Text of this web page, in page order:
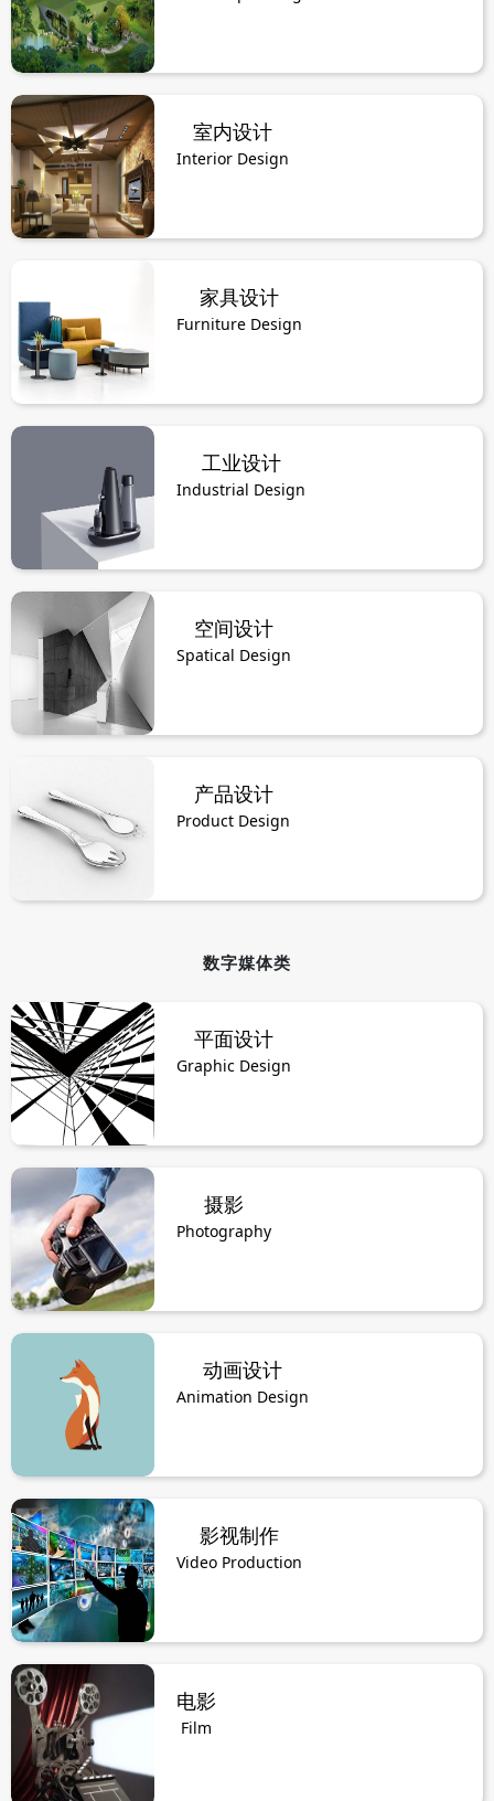
室内设计
Interior Design
家具设计
Furniture Design
工业设计
Industrial Design
空间设计
Spatical Design
产品设计
Product Design
数字媒体类
平面设计
Graphic Design
摄影
Photography
动画设计
Animation Design
影视制作
Video Production
电影
Film